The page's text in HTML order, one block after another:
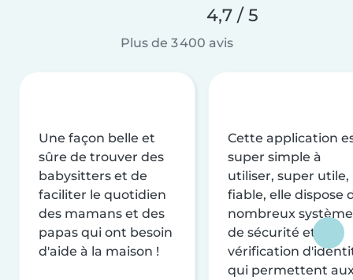
4,7 / 5
Plus de 3 400 avis
Une façon belle et
sûre de trouver des
babysitters et de
faciliter le quotidien
des mamans et des
papas qui ont besoin
d'aide à la maison !
Cette application
super simple à
utiliser, super utile,
fiable, elle dispose
nombreux
de sécurité et de
vérification
qui permettent